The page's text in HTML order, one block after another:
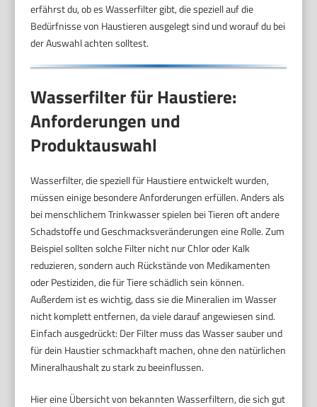
erfährst du, ob es Wasserfilter gibt, die speziell auf die
Bedürfnisse von Haustieren ausgelegt sind und worauf du bei
der Auswahl achten solltest.
Wasserfilter für Haustiere:
Anforderungen und
Produktauswahl
Wasserfilter, die speziell für Haustiere entwickelt wurden,
müssen einige besondere Anforderungen erfüllen. Anders als
bei menschlichem Trinkwasser spielen bei Tieren oft andere
Schadstoffe und Geschmacksveränderungen eine Rolle. Zum
Beispiel sollten solche Filter nicht nur Chlor oder Kalk
reduzieren, sondern auch Rückstände von Medikamenten
oder Pestiziden, die für Tiere schädlich sein können.
Außerdem ist es wichtig, dass sie die Mineralien im Wasser
nicht komplett entfernen, da viele darauf angewiesen sind.
Einfach ausgedrückt: Der Filter muss das Wasser sauber und
für dein Haustier schmackhaft machen, ohne den natürlichen
Mineralhaushalt zu stark zu beeinflussen.
Hier eine Übersicht von bekannten Wasserfiltern, die sich gut